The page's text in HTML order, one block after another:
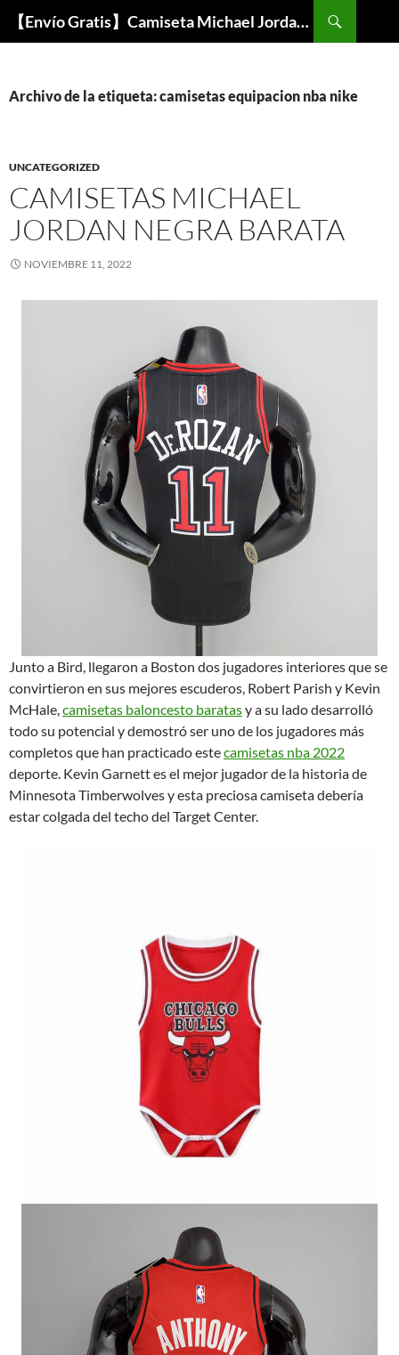
【Envío Gratis】Camiseta Michael Jordan NBA Barata
Buscar
Archivo de la etiqueta: camisetas equipacion nba nike
UNCATEGORIZED
CAMISETAS MICHAEL
JORDAN NEGRA BARATA
NOVIEMBRE 11, 2022
Junto a Bird, llegaron a Boston dos jugadores interiores que se
convirtieron en sus mejores escuderos, Robert Parish y Kevin
McHale,camisetas baloncesto baratasy a su lado desarrolló
todo su potencial y demostró ser uno de los jugadores más
completos que han practicado estecamisetas nba 2022
deporte. Kevin Garnett es el mejor jugador de la historia de
Minnesota Timberwolves y esta preciosa camiseta debería
estar colgada del techo del Target Center.